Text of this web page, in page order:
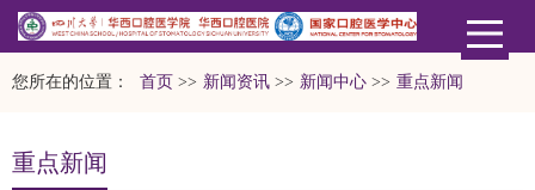
您所在的位置： 首页 >> 新闻资讯 >> 新闻中心 >> 重点新闻
重点新闻